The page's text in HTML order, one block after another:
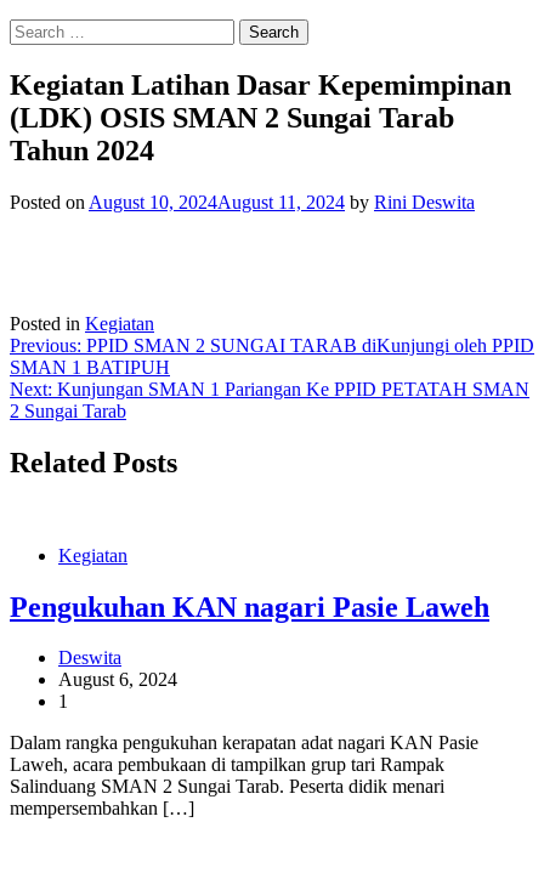
Search
for:
Kegiatan Latihan Dasar Kepemimpinan
(LDK) OSIS SMAN 2 Sungai Tarab
Tahun 2024
Posted on August 10, 2024August 11, 2024 by Rini Deswita
Posted in Kegiatan
Post
navigation
Previous: PPID SMAN 2 SUNGAI TARAB diKunjungi oleh PPID
SMAN 1 BATIPUH
Next: Kunjungan SMAN 1 Pariangan Ke PPID PETATAH SMAN
2 Sungai Tarab
Related Posts
Kegiatan
Pengukuhan KAN nagari Pasie Laweh
Deswita
August 6, 2024
1
Dalam rangka pengukuhan kerapatan adat nagari KAN Pasie
Laweh, acara pembukaan di tampilkan grup tari Rampak
Salinduang SMAN 2 Sungai Tarab. Peserta didik menari
mempersembahkan […]